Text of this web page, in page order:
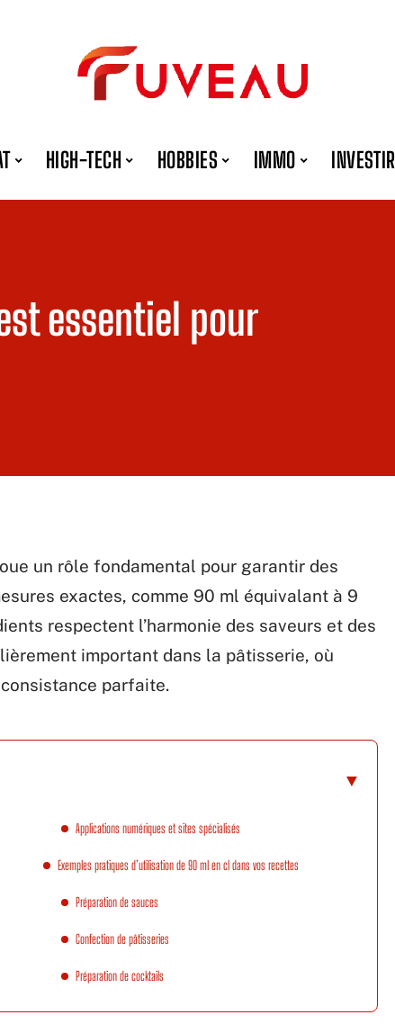
HIGH-TECH HOBBIES IMMO INVESTIR
essentiel pour
un rôle fondamental pour garantir des
exactes, comme 90 ml équivalant à 9
respectent l’harmonie des saveurs et des
important dans la pâtisserie, où
parfaite.
Applications numériques et sites spécialisés
Exemples pratiques d’utilisation de 90 ml en cl dans vos recettes
Préparation de sauces
Confection de pâtisseries
Préparation de cocktails